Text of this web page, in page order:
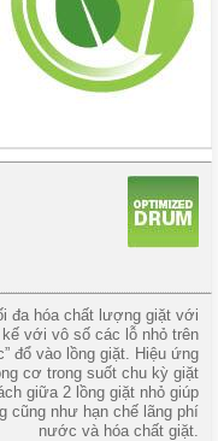
đa hóa chất lượng giặt với
với vô số các lỗ nhỏ trên
đổ vào lồng giặt. Hiệu ứng
cơ trong suốt chu kỳ giặt
giữa 2 lồng giặt nhỏ giúp
cũng như hạn chế lãng phí
nước và hóa chất giặt.